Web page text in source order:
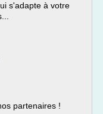
s'adapte à votre
partenaires !